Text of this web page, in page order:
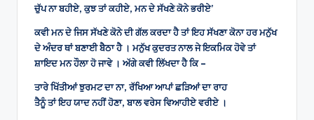
ਚੁੱਪ ਨਾ ਬਹੀਏ, ਕੁਝ ਤਾਂ ਕਹੀਏ, ਮਨ ਦੇ ਸੱਖਣੇ ਕੋਨੇ ਭਰੀਏ’
ਕਵੀ ਮਨ ਦੇ ਜਿਸ ਸੱਖਣੇ ਕੋਨੇ ਦੀ ਗੱਲ ਕਰਦਾ ਹੈ ਤਾਂ ਇਹ ਸੱਖਣਾ ਕੋਨਾ ਹਰ ਮਨੁੱਖ
ਦੇ ਅੰਦਰ ਥਾਂ ਬਣਾਈ ਬੈਠਾ ਹੈ । ਮਨੁੱਖ ਕੁਦਰਤ ਨਾਲ ਜੇ ਇਕਮਿਕ ਹੋਵੇ ਤਾਂ
ਸ਼ਾਇਦ ਮਨ ਹੌਲਾ ਹੋ ਜਾਵੇ । ਅੱਗੇ ਕਵੀ ਲਿੱਖਦਾ ਹੈ ਕਿ –
ਤਾਰੇ ਖਿੱਤੀਆਂ ਝੁਰਮਟ ਦਾ ਨਾ, ਰੱਖਿਆ ਆਪਾਂ ਛੜਿਆਂ ਦਾ ਰਾਹ
ਤੈਨੂੰ ਤਾਂ ਇਹ ਯਾਦ ਨਹੀਂ ਹੋਣਾ, ਬਾਲ ਵਰੇਸ ਵਿਆਹੀਏ ਵਰੀਏ ।